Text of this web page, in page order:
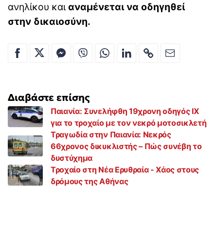
ανηλίκου και αναμένεται να οδηγηθεί
στην δικαιοσύνη.
Διαβάστε επίσης
Παιανία: Συνελήφθη 19χρονη οδηγός ΙΧ
για το τροχαίο με τον νεκρό μοτοσικλετή
Τραγωδία στην Παιανία: Νεκρός
66χρονος δικυκλιστής – Πώς συνέβη το
δυστύχημα
Τροχαίο στη Νέα Ερυθραία - Χάος στους
δρόμους της Αθήνας